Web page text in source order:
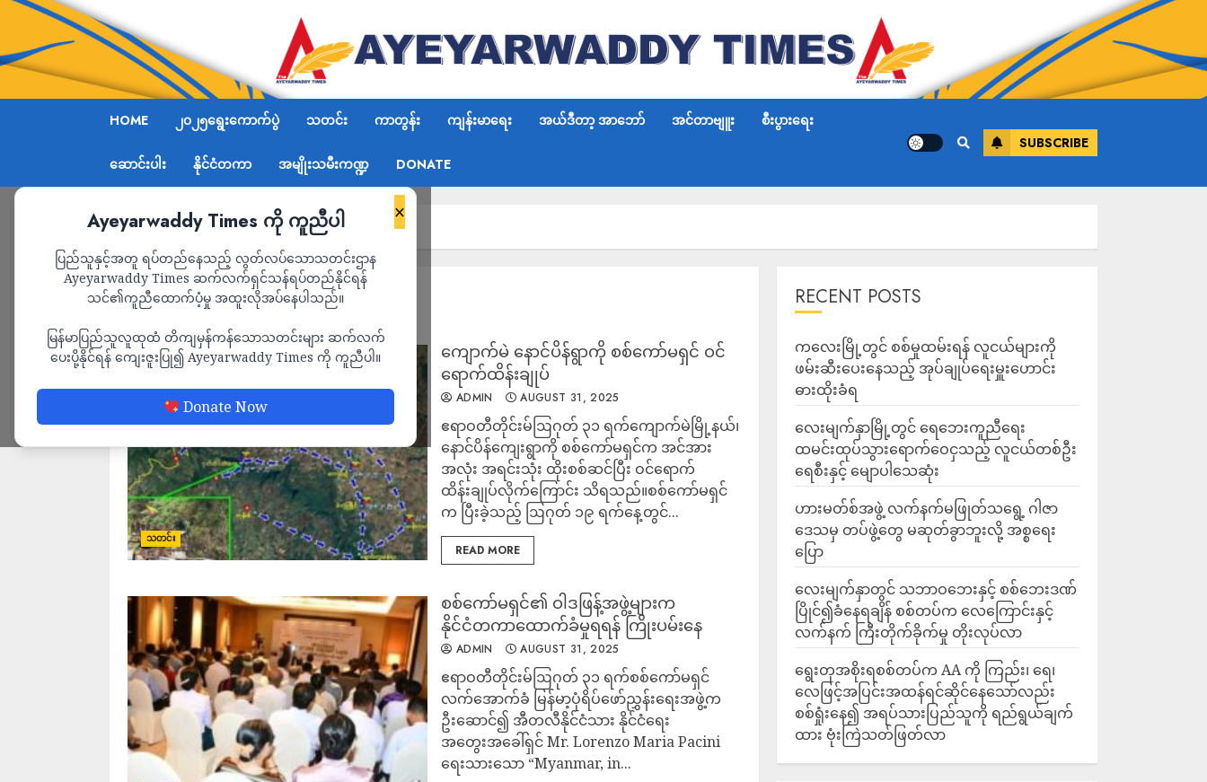
HOME ၂၀၂၅ရွေးကောက်ပွဲ သတင်း ကာတွန်း ကျန်းမာရေး အယ်ဒီတာ့ အာဘော် အင်တာဗျူး စီးပွားရေး
ဆောင်းပါး နိုင်ငံတကာ အမျိုးသမီးကဏ္ဍ DONATE
SUBSCRIBE
×
Ayeyarwaddy Times ကို ကူညီပါ
ပြည်သူနှင့်အတူ ရပ်တည်နေသည့် လွတ်လပ်သောသတင်းဌာန
Ayeyarwaddy Times ဆက်လက်ရှင်သန်ရပ်တည်နိုင်ရန်
သင်၏ကူညီထောက်ပံ့မှု အထူးလိုအပ်နေပါသည်။
မြန်မာပြည်သူလူထုထံ တိကျမှန်ကန်သောသတင်းများ ဆက်လက်
ပေးပို့နိုင်ရန် ကျေးဇူးပြု၍ Ayeyarwaddy Times ကို ကူညီပါ။
Donate Now
Home 2025 August
Month:August 2025
သတင်း
ကျောက်မဲ နောင်ပိန်ရွာကို စစ်ကော်မရှင် ဝင်
ရောက်ထိန်းချုပ်
ADMIN AUGUST 31, 2025
ဧရာဝတီတိုင်းမ်ဩဂုတ် ၃၁ ရက်ကျောက်မဲမြို့နယ်၊
နောင်ပိန်ကျေးရွာကို စစ်ကော်မရှင်က အင်အား
အလုံး အရင်းသုံး ထိုးစစ်ဆင်ပြီး ဝင်ရောက်
ထိန်းချုပ်လိုက်ကြောင်း သိရသည်။စစ်ကော်မရှင်
က ပြီးခဲ့သည့် ဩဂုတ် ၁၉ ရက်နေ့တွင်...
READ MORE
စစ်ကော်မရှင်၏ ဝါဒဖြန့်အဖွဲ့များက
နိုင်ငံတကာထောက်ခံမှုရရန် ကြိုးပမ်းနေ
ADMIN AUGUST 31, 2025
ဧရာဝတီတိုင်းမ်ဩဂုတ် ၃၁ ရက်စစ်ကော်မရှင်
လက်အောက်ခံ မြန်မာ့ပုံရိပ်ဖော်ညွှန်းရေးအဖွဲ့က
ဦးဆောင်၍ အီတလီနိုင်ငံသား နိုင်ငံရေး
အတွေးအခေါ်ရှင် Mr. Lorenzo Maria Pacini
ရေးသားသော “Myanmar, in...
RECENT POSTS
ကလေးမြို့တွင် စစ်မှုထမ်းရန် လူငယ်များကို
ဖမ်းဆီးပေးနေသည့် အုပ်ချုပ်ရေးမှူးဟောင်း
ဓားထိုးခံရ
လေးမျက်နှာမြို့တွင် ရေဘေးကူညီရေး
ထမင်းထုပ်သွားရောက်ဝေငှသည့် လူငယ်တစ်ဦး
ရေစီးနှင့် မျောပါသေဆုံး
ဟားမတ်စ်အဖွဲ့ လက်နက်မဖြုတ်သရွေ့ ဂါဇာ
ဒေသမှ တပ်ဖွဲ့တွေ မဆုတ်ခွာဘူးလို့ အစ္စရေး
ပြော
‎လေးမျက်နှာတွင် သဘာဝဘေးနှင့် စစ်ဘေးဒဏ်
ပြိုင်၍ခံနေရချိန် စစ်တပ်က လေကြောင်းနှင့်
လက်နက် ကြီးတိုက်ခိုက်မှု တိုးလုပ်လာ
ရွေးတုအစိုးရစစ်တပ်က AA ကို ကြည်း၊ ရေ၊
လေဖြင့်အပြင်းအထန်ရင်ဆိုင်နေသော်လည်း
စစ်ရှုံးနေ၍ အရပ်သားပြည်သူကို ရည်ရွယ်ချက်
ထား ဗုံးကြဲသတ်ဖြတ်လာ